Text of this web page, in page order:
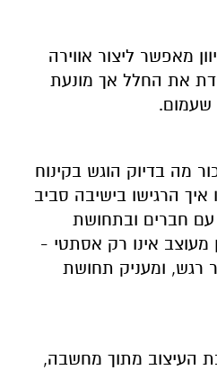
מאפשר ליצור אווירה
את החלל אך מונעת
שעמום.
מה בדיוק הוגש בקינוח
הרגישו בישיבה סביב
חברים ובתחושת
מעוצב אינו רק אסתטי -
רגש, ומעניק תחושת
העיצוב מתוך מחשבה,